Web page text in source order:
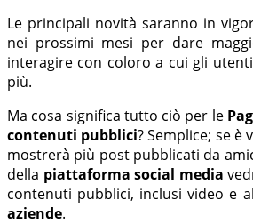
Le principali novità saranno in
nei prossimi mesi per dare
interagire con coloro a cui gli
più.
Ma cosa significa tutto ciò per le
contenuti pubblici? Semplice; se è
mostrerà più post pubblicati da
della piattaforma social media
contenuti pubblici, inclusi video e
aziende.